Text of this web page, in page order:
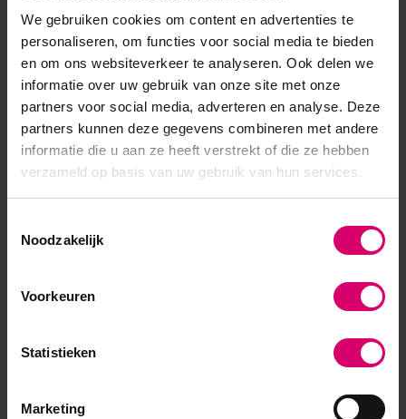
We gebruiken cookies om content en advertenties te
personaliseren, om functies voor social media te bieden
en om ons websiteverkeer te analyseren. Ook delen we
informatie over uw gebruik van onze site met onze
partners voor social media, adverteren en analyse. Deze
partners kunnen deze gegevens combineren met andere
informatie die u aan ze heeft verstrekt of die ze hebben
verzameld op basis van uw gebruik van hun services.
Noodzakelijk
Voorkeuren
Statistieken
Marketing
Artikelnummer 53236
SKU 610300